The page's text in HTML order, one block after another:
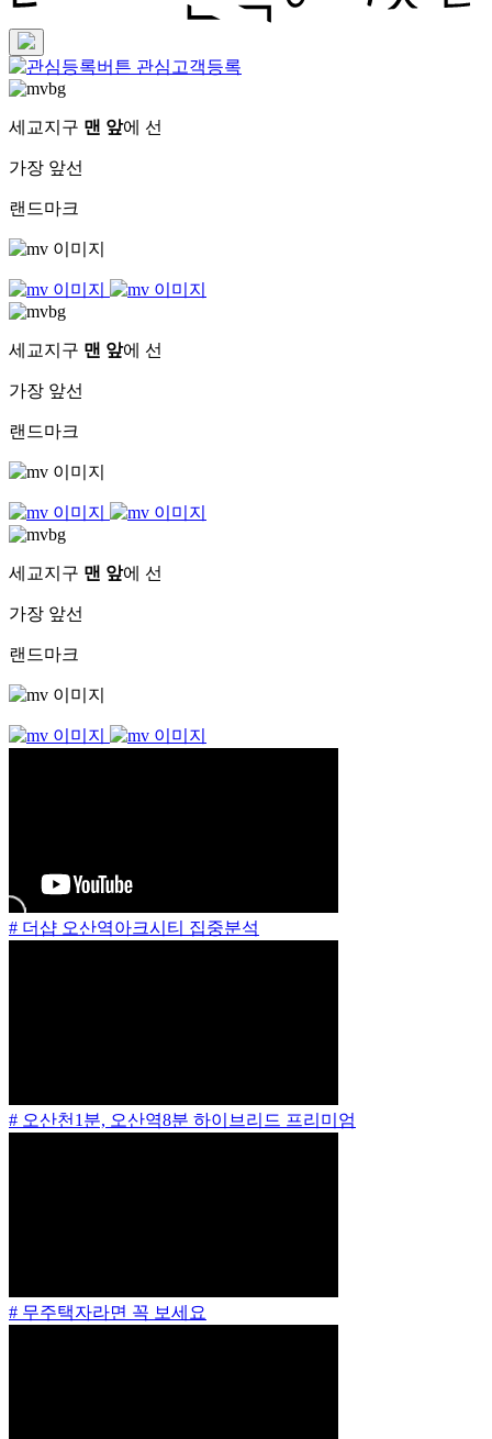
관심고객등록
세교지구 맨 앞에 선
가장 앞선
랜드마크
세교지구 맨 앞에 선
가장 앞선
랜드마크
세교지구 맨 앞에 선
가장 앞선
랜드마크
# 더샵 오산역아크시티 집중분석
# 오산천1분, 오산역8분 하이브리드 프리미엄
# 무주택자라면 꼭 보세요